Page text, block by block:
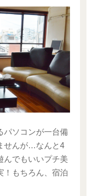
パソコンが一台備
せんが…なんと4
んでもいいプチ美
！もちろん、宿泊